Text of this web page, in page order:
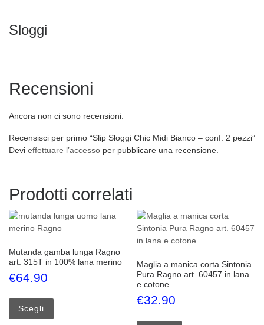
Sloggi
Recensioni
Ancora non ci sono recensioni.
Recensisci per primo “Slip Sloggi Chic Midi Bianco – conf. 2 pezzi”
Devi effettuare l’accesso per pubblicare una recensione.
Prodotti correlati
Mutanda gamba lunga Ragno
art. 315T in 100% lana merino
€64.90
Scegli
Questo prodotto ha più varianti. Le opzioni possono
Maglia a manica corta Sintonia
Pura Ragno art. 60457 in lana
e cotone
€32.90